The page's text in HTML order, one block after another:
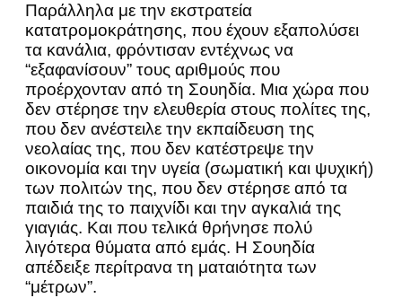
Παράλληλα με την εκστρατεία
κατατρομοκράτησης, που έχουν εξαπολύσει
τα κανάλια, φρόντισαν εντέχνως να
“εξαφανίσουν” τους αριθμούς που
προέρχονταν από τη Σουηδία. Μια χώρα που
δεν στέρησε την ελευθερία στους πολίτες της,
που δεν ανέστειλε την εκπαίδευση της
νεολαίας της, που δεν κατέστρεψε την
οικονομία και την υγεία (σωματική και ψυχική)
των πολιτών της, που δεν στέρησε από τα
παιδιά της το παιχνίδι και την αγκαλιά της
γιαγιάς. Και που τελικά θρήνησε πολύ
λιγότερα θύματα από εμάς. Η Σουηδία
απέδειξε περίτρανα τη ματαιότητα των
“μέτρων”.